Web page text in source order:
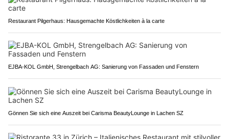
Restaurant Pilgerhaus: Hausgemachte Köstlichkeiten à la carte
EJBA-KOL GmbH, Strengelbach AG: Sanierung von Fassaden und Fenstern
Gönnen Sie sich eine Auszeit bei Carisma BeautyLounge in Lachen SZ